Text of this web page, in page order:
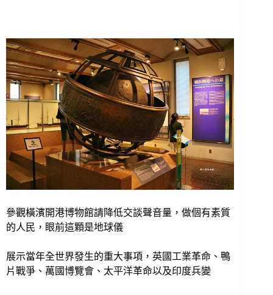
參觀橫濱開港博物館請降低交談聲音量，做個有素質
的人民，眼前這顆是地球儀
展示當年全世界發生的重大事項，英國工業革命、鴨
片戰爭、 萬國博覽會、太平洋革命以及印度兵變